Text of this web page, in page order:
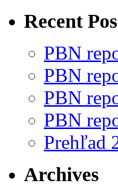
Recent
PBN
PBN
PBN
PBN
Prehľad
Archives